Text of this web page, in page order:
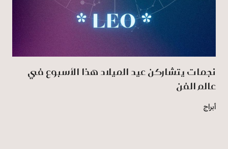
نجمات يتشاركن عيد الميلاد هذا الأسبوع في
عالم الفن
أبراج